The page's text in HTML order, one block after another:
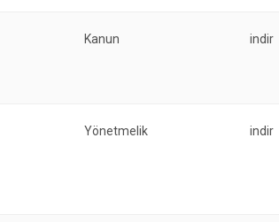
Kanun indir
Yönetmelik indir